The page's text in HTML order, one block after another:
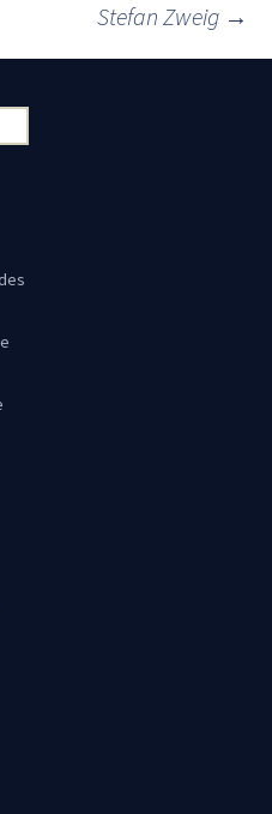
articles
Stefan Zweig →